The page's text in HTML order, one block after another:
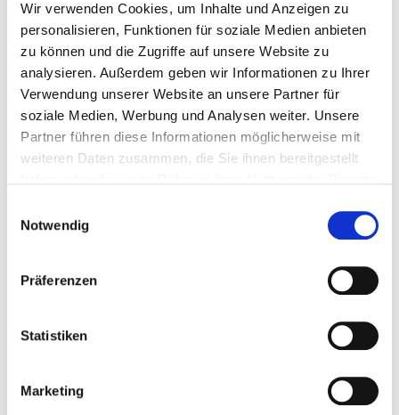
Wir verwenden Cookies, um Inhalte und Anzeigen zu
personalisieren, Funktionen für soziale Medien anbieten
zu können und die Zugriffe auf unsere Website zu
analysieren. Außerdem geben wir Informationen zu Ihrer
Verwendung unserer Website an unsere Partner für
soziale Medien, Werbung und Analysen weiter. Unsere
Partner führen diese Informationen möglicherweise mit
weiteren Daten zusammen, die Sie ihnen bereitgestellt
Notwendig
Präferenzen
Statistiken
Marketing
Förderung unserer Gymnastinnen
Bewusstsein für kindeswohlgerechten
Leistungssport
Sicherer Umgang mit gängigen PC-Programmen
Bereitschaft zu flexiblen Arbeitszeiten,
einschließlich Einsätzen am Wochenende
Team- und Kommunikationsfähigkeit
Selbstständiges, strukturiertes und sachorientiertes
Arbeiten
Zuschuss zu einem Jobticket und die Möglichkeit
ein Dienstrad zu leasen
Möglichkeit zum mobilen Arbeiten von unterwegs
oder zu Hause zur Vor- und Nachbereitung der
Wie wir als HTV ticken